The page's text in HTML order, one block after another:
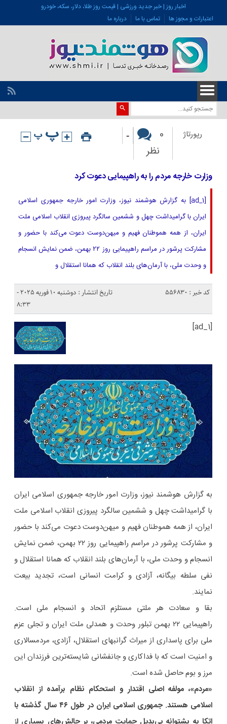
اخبار روز | خبر جدید ورزشی | قیمت روز طلا، دلار، سکه، خودرو
اعتبارات و مجوز ها
تماس با ما درباره ما
رپورتاژ
0
نظر
-
وزارت خارجه مردم را به راهپیمایی دعوت کرد
[ad_1] به گزارش هوشمند نیوز، وزارت امور خارجه جمهوری اسلامی
ایران با گرامیداشت چهل‌ و ششمین سالگرد پیروزی انقلاب اسلامی ملت
ایران، از همه هموطنان فهیم و میهن‌دوست دعوت می‌کند با حضور و
مشارکت پرشور در مراسم راهپیمایی روز ۲۲ بهمن، ضمن نمایش انسجام
و وحدت ملی، با آرمان‌های بلند انقلاب که همانا استقلال و
کد خبر : 556830
تاریخ انتشار : دوشنبه 10 فوریه 2025 -
8:33
[ad_1]
به گزارش هوشمند نیوز، وزارت امور خارجه جمهوری اسلامی ایران
با گرامیداشت چهل‌ و ششمین سالگرد پیروزی انقلاب اسلامی ملت
ایران، از همه هموطنان فهیم و میهن‌دوست دعوت می‌کند با حضور
و مشارکت پرشور در مراسم راهپیمایی روز ۲۲ بهمن، ضمن نمایش
انسجام و وحدت ملی، با آرمان‌های بلند انقلاب که همانا استقلال و
نفی سلطه بیگانه، آزادی و کرامت انسانی است، تجدید بیعت
نمایند.
بقا و سعادت هر ملتی مستلزم اتحاد و انسجام ملی است.
راهپیمایی ۲۲ بهمن تبلور وحدت و همدلی ملت ایران و تجلی عزم
ملی برای پاسداری از میراث گرانبهای استقلال، آزادی، مردمسالاری
و امنیت است که با فداکاری و جانفشانی شایسته‌ترین فرزندان این
مرز و بوم حاصل شده است.
«مردم»، مولفه اصلی اقتدار و استحکام نظام برآمده از انقلاب
اسلامی هستند. جمهوری اسلامی ایران در طول ۴۶ سال گذشته با